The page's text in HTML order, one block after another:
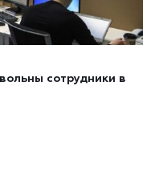
сотрудники в